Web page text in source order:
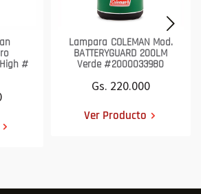
#
Lampara COLEMAN Mod.
BATTERYGUARD 200LM
Verde #2000033980
Gs. 220.000
Ver Producto